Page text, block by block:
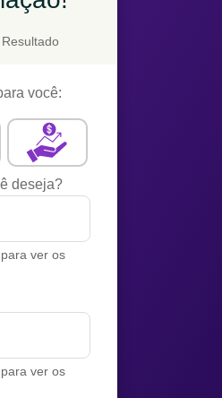
Resultado
você:
deseja?
ver os
ver os